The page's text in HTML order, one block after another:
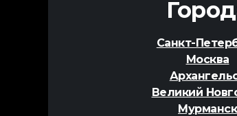
Санкт-
Москва
Великий
Мурманск